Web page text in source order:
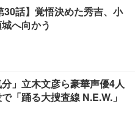
30話】覚悟決めた秀吉、小
へ向かう
分」立木文彦ら豪華声優4人
「踊る大捜査線 N.E.W.」